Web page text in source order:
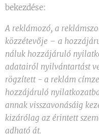
bekezdése:
A reklámozó, a
közzétevője – a
náluk hozzájáruló
adatairól nyilvántartást
rögzített - a reklám
hozzájáruló
annak visszavonásáig
kizárólag az érintett
adható át.